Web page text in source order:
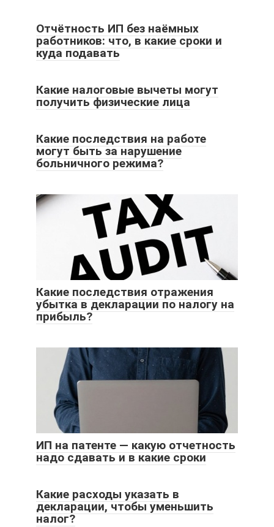
Отчётность ИП без наёмных
работников: что, в какие сроки и
куда подавать
Какие налоговые вычеты могут
получить физические лица
Какие последствия на работе
могут быть за нарушение
больничного режима?
Какие последствия отражения
убытка в декларации по налогу на
прибыль?
ИП на патенте — какую отчетность
надо сдавать и в какие сроки
Какие расходы указать в
декларации, чтобы уменьшить
налог?